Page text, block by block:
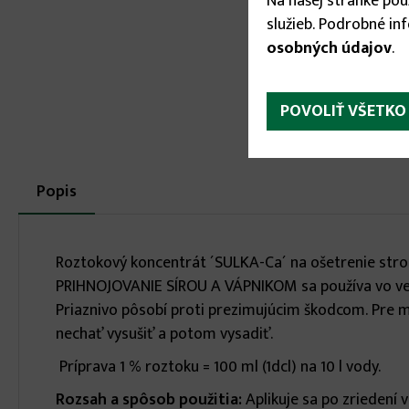
More
infos
Popis
karta)
Roztokový koncentrát ´SULKA-Ca´ na ošetrenie
PRIHNOJOVANIE SÍROU A VÁPNIKOM sa používa
Priaznivo pôsobí proti prezimujúcim škodcom. Pre
nechať vysušiť a potom vysadiť.
Príprava 1 % roztoku = 100 ml (1dcl) na 10 l vody.
Rozsah a spôsob použitia:Aplikuje sa po zriedení
služieb. Podrobné
osobných údajov.
POVOLIŤ VŠETKO